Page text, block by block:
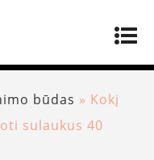
būdas » Kokį
sulaukus 40